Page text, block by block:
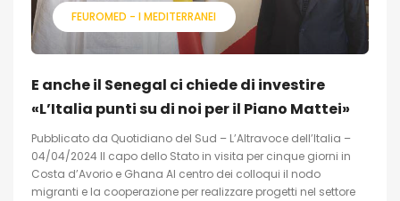
FEUROMED - I MEDITERRANEI
E anche il Senegal ci chiede di investire
«L’Italia punti su di noi per il Piano Mattei»
Pubblicato da Quotidiano del Sud – L’Altravoce dell’Italia –
04/04/2024 Il capo dello Stato in visita per cinque giorni in
Costa d’Avorio e Ghana Al centro dei colloqui il nodo
migranti e la cooperazione per realizzare progetti nel settore